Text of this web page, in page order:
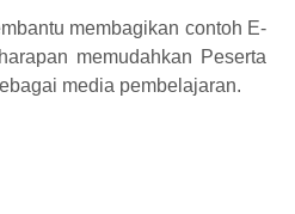
membagikan contoh E-
memudahkan Peserta
media pembelajaran.